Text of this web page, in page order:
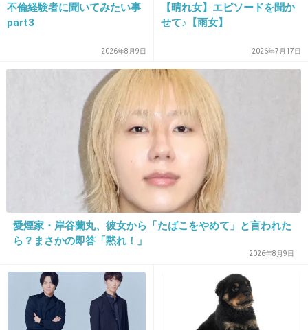
18. 匿名
ビーコン使った鬼ごっこも面白かったな
+51
2015/10/31(土) 15:57:39
この番組で、いい感じに大人から子供まで指示
層ができたんだね。
20年も経てば昔の子供も大人になるし。
スマスマもだけど、長寿番組もってるって強い
不倫経験者に聞いてみたい事
part3
2026年8月9日
【晴れ女】エピソードを聞か
せて♪【雨女】
2026年7月17日
愛煙家・岸谷蘭丸、彼女から「たばこをやめて」と言われた
ら？まさかの即答「黙れ！」
2026年8月9日